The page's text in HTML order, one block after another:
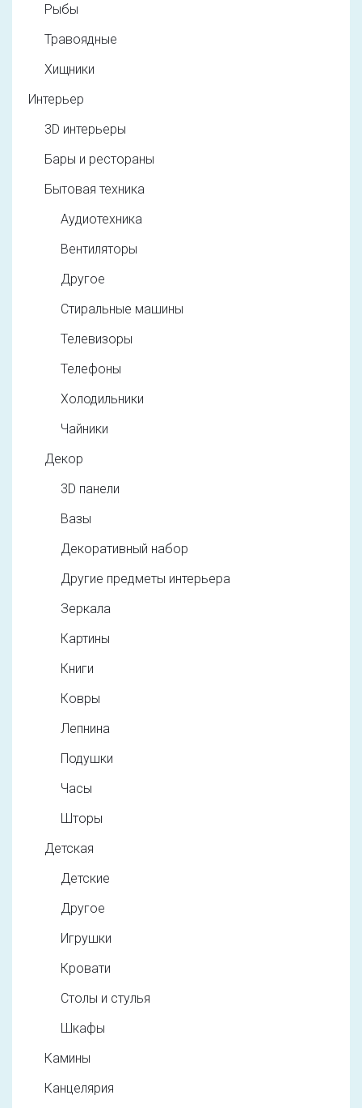
Рыбы
Травоядные
Хищники
Интерьер
3D интерьеры
Бары и рестораны
Бытовая техника
Аудиотехника
Вентиляторы
Другое
Стиральные машины
Телевизоры
Телефоны
Холодильники
Чайники
Декор
3D панели
Вазы
Декоративный набор
Другие предметы интерьера
Зеркала
Картины
Книги
Ковры
Лепнина
Подушки
Часы
Шторы
Детская
Детские
Другое
Игрушки
Кровати
Столы и стулья
Шкафы
Камины
Канцелярия